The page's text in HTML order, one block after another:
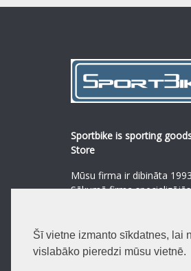
Šī vietne izmanto sīkdatnes, lai
vislabāko pieredzi mūsu vietnē.
Sportbike is sporting
Store
Mūsu firma ir dibināta
Sākumā firma
Lasīt vairāk
0